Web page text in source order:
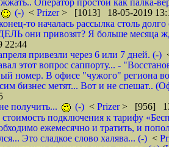
Оператор простой как палка-
(-) < Prizer> [1013] 18-05-2019
то началась рассылка столь
они привозят? Я больше месяца
22:44
привезли через 6 или 7 дней. (-)
этот вопрос саппорту... -
номер. В офисе "чужого" региона
бизнес метят... Вот и не спешат..
получить...
(-) < Prizer> [956]
стоимость подключения к тарифу
ежемесячно и тратить, и
Это сладкое слово халява... (-) <